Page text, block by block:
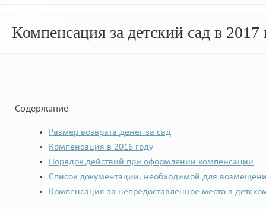
Компенсация за детский сад в 2017
Содержание
Размер возврата денег за сад
Компенсация в 2016 году
Порядок действий при оформлении компенсации
Список документации, необходимой для
Компенсация за непредоставленное место в